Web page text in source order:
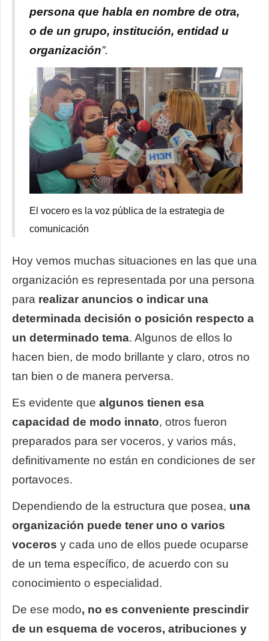
persona que habla en nombre de otra,
o de un grupo, institución, entidad u
organización”.
El vocero es la voz pública de la estrategia de
comunicación
Hoy vemos muchas situaciones en las que una
organización es representada por una persona
para realizar anuncios o indicar una
determinada decisión o posición respecto a
un determinado tema. Algunos de ellos lo
hacen bien, de modo brillante y claro, otros no
tan bien o de manera perversa.
Es evidente que algunos tienen esa
capacidad de modo innato, otros fueron
preparados para ser voceros, y varios más,
definitivamente no están en condiciones de ser
portavoces.
Dependiendo de la estructura que posea, una
organización puede tener uno o varios
voceros y cada uno de ellos puede ocuparse
de un tema específico, de acuerdo con su
conocimiento o especialidad.
De ese modo, no es conveniente prescindir
de un esquema de voceros, atribuciones y